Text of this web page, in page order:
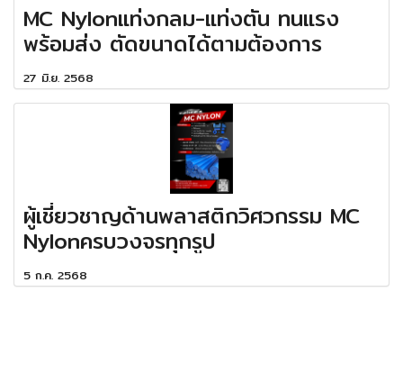
MC Nylonแท่งกลม-แท่งตัน ทนแรง
พร้อมส่ง ตัดขนาดได้ตามต้องการ
27 มิ.ย. 2568
ผู้เชี่ยวชาญด้านพลาสติกวิศวกรรม MC
Nylonครบวงจรทุกรูป
5 ก.ค. 2568